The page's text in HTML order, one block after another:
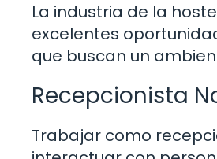
La industria de la
excelentes
que buscan un
Recepcionista
Trabajar como